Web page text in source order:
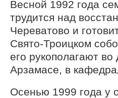
Весной 1992 года
трудится над
Череватово и
Свято-Троицком
его рукополагают
Арзамасе, в
Осенью 1999 года у